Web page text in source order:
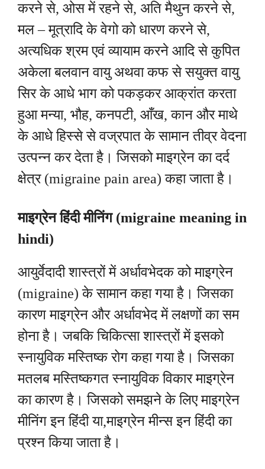
करने से, ओस में रहने से, अति मैथुन करने से,
मल – मूत्रादि के वेगो को धारण करने से,
अत्यधिक श्रम एवं व्यायाम करने आदि से कुपित
अकेला बलवान वायु अथवा कफ से सयुक्त वायु
सिर के आधे भाग को पकड़कर आक्रांत करता
हुआ मन्या, भौह, कनपटी, आँख, कान और माथे
के आधे हिस्से से वज्रपात के सामान तीव्र वेदना
उत्पन्न कर देता है। जिसको माइग्रेन का दर्द
क्षेत्र (migraine pain area) कहा जाता है।
माइग्रेन हिंदी मीनिंग (migraine meaning in
hindi)
आयुर्वेदादी शास्त्रों में अर्धावभेदक को माइग्रेन
(migraine) के सामान कहा गया है। जिसका
कारण माइग्रेन और अर्धावभेद में लक्षणों का सम
होना है। जबकि चिकित्सा शास्त्रों में इसको
स्नायुविक मस्तिष्क रोग कहा गया है। जिसका
मतलब मस्तिष्कगत स्नायुविक विकार माइग्रेन
का कारण है। जिसको समझने के लिए माइग्रेन
मीनिंग इन हिंदी या,माइग्रेन मीन्स इन हिंदी का
प्रश्न किया जाता है।